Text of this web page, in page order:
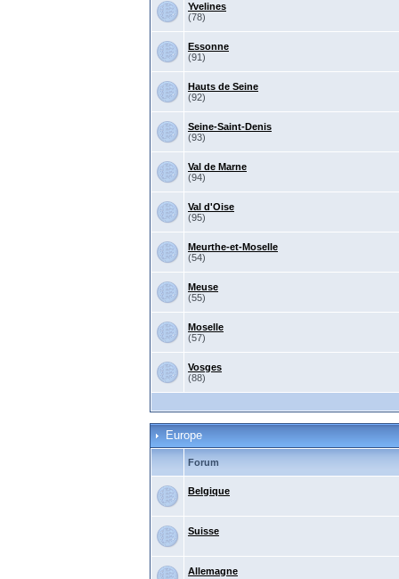
Yvelines
(78)
Essonne
(91)
Hauts de Seine
(92)
Seine-Saint-Denis
(93)
Val de Marne
(94)
Val d'Oise
(95)
Meurthe-et-Moselle
(54)
Meuse
(55)
Moselle
(57)
Vosges
(88)
Europe
Forum
Belgique
Suisse
Allemagne